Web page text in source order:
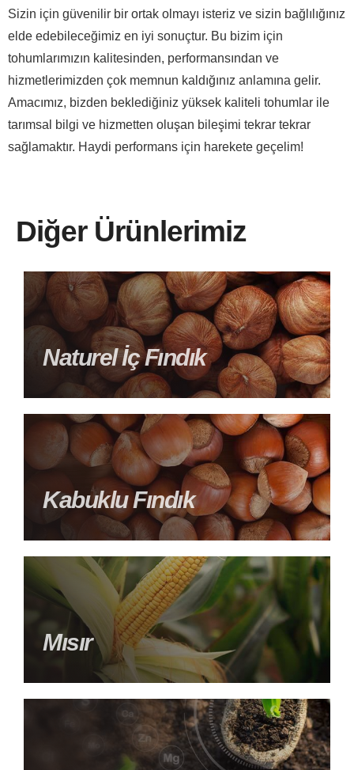
Sizin için güvenilir bir ortak olmayı isteriz ve sizin bağlılığınız
elde edebileceğimiz en iyi sonuçtur. Bu bizim için
tohumlarımızın kalitesinden, performansından ve
hizmetlerimizden çok memnun kaldığınız anlamına gelir.
Amacımız, bizden beklediğiniz yüksek kaliteli tohumlar ile
tarımsal bilgi ve hizmetten oluşan bileşimi tekrar tekrar
sağlamaktır. Haydi performans için harekete geçelim!
Diğer Ürünlerimiz
Naturel İç Fındık
Kabuklu Fındık
Mısır